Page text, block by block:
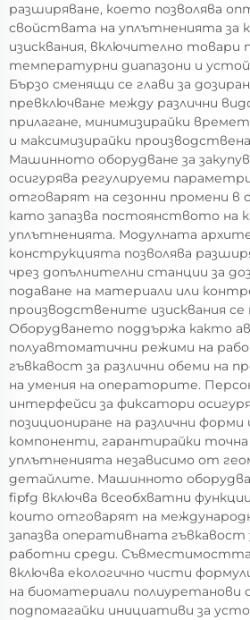
разширяване, което позволява
свойствата на уплътненията за
изисквания, включително товари
температурни диапазони и
Бързо сменящи се глави за
превключване между различни
прилагане, минимизирайки
и максимизирайки
Машинното оборудване за
осигурява регулируеми
отговарят на сезонни промени в
като запазва постоянството на
уплътненията. Модулната
конструкцията позволява
чрез допълнителни станции за
подаване на материали или
производствените изисквания
Оборудването поддържа както
полуавтоматични режими на
гъвкавост за различни обеми на
на умения на операторите.
интерфейси за фиксатори
позициониране на различни форми
компоненти, гарантирайки
уплътненията независимо от
детайлите. Машинното
fipfg включва всеобхватни
които отговарят на
запазва оперативната гъвкавост
работни среди.
включва екологично чисти
на биоматериали полиуретанови
подпомагайки инициативи за